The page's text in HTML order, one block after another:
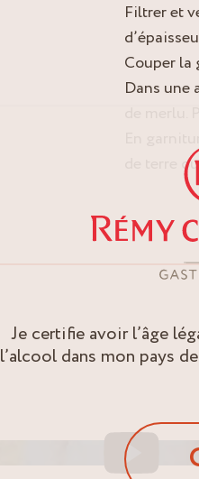
Filtrer et
Couper la
Dans une
En
de terre
Je certifie avoir l’âge
l’alcool dans mon pays